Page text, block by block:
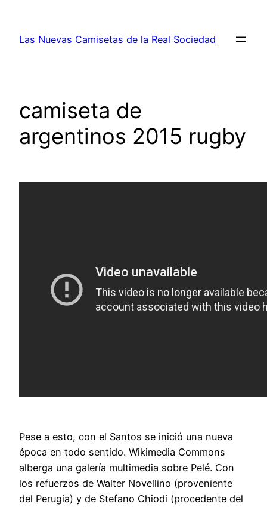
contenido
Las Nuevas Camisetas de la Real Sociedad
camiseta de
argentinos 2015 rugby
Pese a esto, con el Santos se inició una nueva
época en todo sentido. Wikimedia Commons
alberga una galería multimedia sobre Pelé. Con
los refuerzos de Walter Novellino (proveniente
del Perugia) y de Stefano Chiodi (procedente del